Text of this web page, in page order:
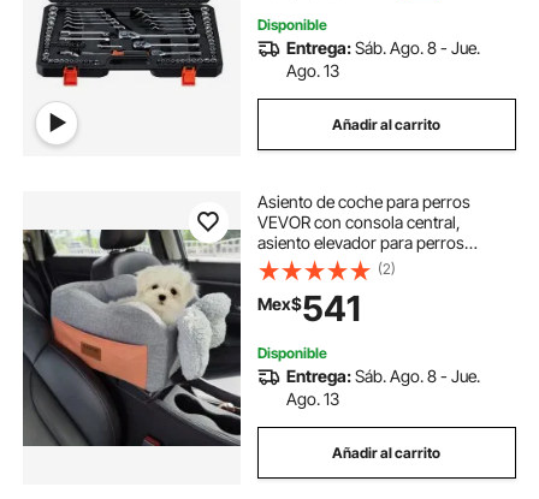
Disponible
Entrega:Sáb. Ago. 8 - Jue.
Ago. 13
Añadir al carrito
Asiento de coche para perros
VEVOR con consola central,
asiento elevador para perros
pequeños, asiento para mascotas
con reposabrazos, correa con clip,
correas ajustables, soporta hasta
3,6 kg, gris oscuro
(2)
Mex$541
Disponible
Entrega:Sáb. Ago. 8 - Jue.
Ago. 13
Añadir al carrito